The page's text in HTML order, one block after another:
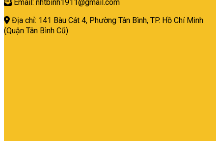
Email: nhtbinh1911@gmail.com
Địa chỉ: 141 Bàu Cát 4, Phường Tân Bình, TP. Hồ Chí Minh
(Quận Tân Bình Cũ)